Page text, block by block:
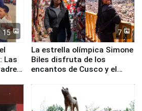
15
Las
7
La estrella olímpica Simone
Biles disfruta de los
encantos de Cusco y el